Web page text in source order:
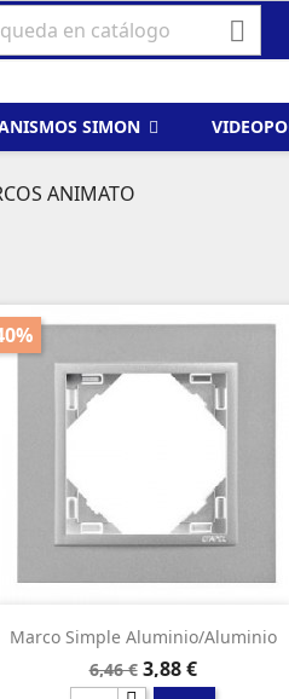

SIMON
ANIMATO
Marco Simple Aluminio/aluminio
Precio
base
6,46 € Precio
3,88 €
 Vista rápida